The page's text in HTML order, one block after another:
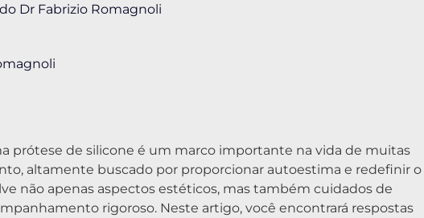
Dr Fabrizio Romagnoli
prótese de silicone é um marco importante na vida de muitas
altamente buscado por proporcionar autoestima e redefinir o
não apenas aspectos estéticos, mas também cuidados de
rigoroso. Neste artigo, você encontrará respostas